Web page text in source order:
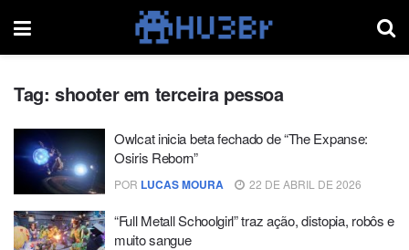
Tag: shooter em terceira pessoa
Owlcat inicia beta fechado de “The Expanse:
Osiris Reborn”
POR LUCAS MOURA 22 DE ABRIL DE 2026
“Full Metall Schoolgirl” traz ação, distopia, robôs e
muito sangue